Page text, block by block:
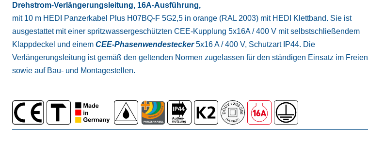
Drehstrom-Verlängerungsleitung, 16A-Ausführung,
mit 10 m HEDI Panzerkabel Plus H07BQ-F 5G2,5 in orange (RAL 2003) mit HEDI Klettband. Sie ist
ausgestattet mit einer spritzwassergeschützten CEE-Kupplung 5x16A / 400 V mit selbstschließendem
Klappdeckel und einem CEE-Phasenwendestecker5x16 A / 400 V, Schutzart IP44. Die
Verlängerungsleitung ist gemäß den geltenden Normen zugelassen für den ständigen Einsatz im Freien
sowie auf Bau- und Montagestellen.